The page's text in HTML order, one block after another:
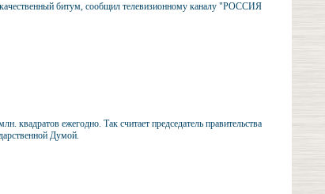
битум, сообщил телевизионному каналу "РОССИЯ
квадратов ежегодно. Так считает председатель правительства
Думой.